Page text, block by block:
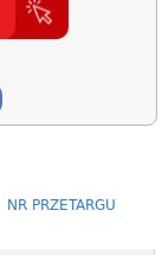
NR PRZETARGU